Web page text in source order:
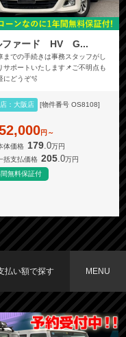
ファード HV G...
までの手続きは事務スタッフがし
サポートいたします📌ご不明点も
にどうぞ🫧
：大阪店 [物件番号 OS8108]
円～
体価格 179.0万円
括支払価格 205 .0万円
無料保証付
払い額で探す
19,999円
円〜29,999円
円〜39,999円
円〜49,999円
円〜
MENU